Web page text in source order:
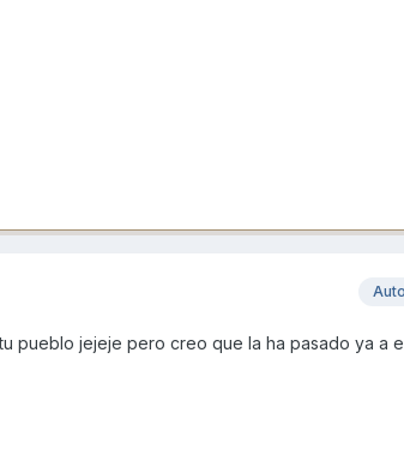
pueblo jejeje pero creo que la ha pasado ya a